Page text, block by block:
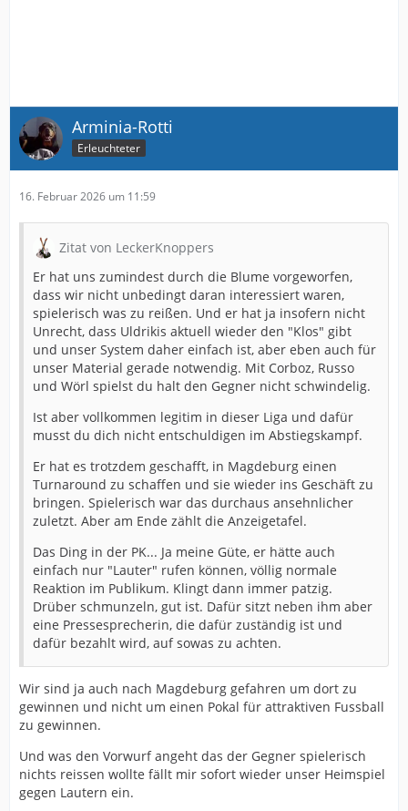
Arminia-Rotti
Erleuchteter
16. Februar 2026 um 11:59
Zitat von LeckerKnoppers
Er hat uns zumindest durch die Blume vorgeworfen,
dass wir nicht unbedingt daran interessiert waren,
spielerisch was zu reißen. Und er hat ja insofern nicht
Unrecht, dass Uldrikis aktuell wieder den "Klos" gibt
und unser System daher einfach ist, aber eben auch für
unser Material gerade notwendig. Mit Corboz, Russo
und Wörl spielst du halt den Gegner nicht schwindelig.
Ist aber vollkommen legitim in dieser Liga und dafür
musst du dich nicht entschuldigen im Abstiegskampf.
Er hat es trotzdem geschafft, in Magdeburg einen
Turnaround zu schaffen und sie wieder ins Geschäft zu
bringen. Spielerisch war das durchaus ansehnlicher
zuletzt. Aber am Ende zählt die Anzeigetafel.
Das Ding in der PK... Ja meine Güte, er hätte auch
einfach nur "Lauter" rufen können, völlig normale
Reaktion im Publikum. Klingt dann immer patzig.
Drüber schmunzeln, gut ist. Dafür sitzt neben ihm aber
eine Pressesprecherin, die dafür zuständig ist und
dafür bezahlt wird, auf sowas zu achten.
Wir sind ja auch nach Magdeburg gefahren um dort zu
gewinnen und nicht um einen Pokal für attraktiven Fussball
zu gewinnen.
Und was den Vorwurf angeht das der Gegner spielerisch
nichts reissen wollte fällt mir sofort wieder unser Heimspiel
gegen Lautern ein.